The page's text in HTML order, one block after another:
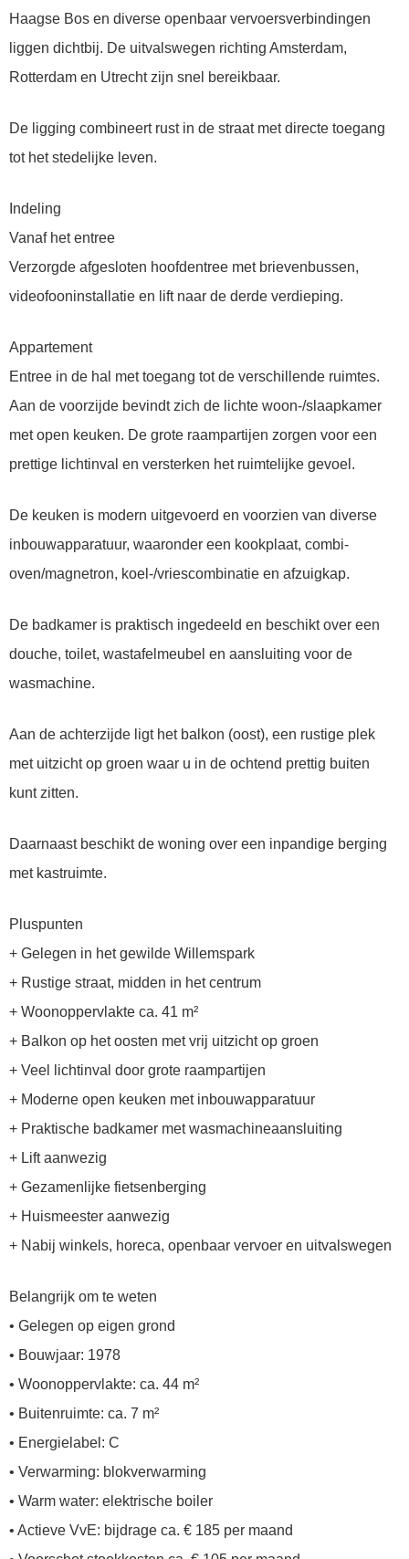
Haagse Bos en diverse openbaar vervoersverbindingen
liggen dichtbij. De uitvalswegen richting Amsterdam,
Rotterdam en Utrecht zijn snel bereikbaar.
De ligging combineert rust in de straat met directe toegang
tot het stedelijke leven.
Indeling
Vanaf het entree
Verzorgde afgesloten hoofdentree met brievenbussen,
videofooninstallatie en lift naar de derde verdieping.
Appartement
Entree in de hal met toegang tot de verschillende ruimtes.
Aan de voorzijde bevindt zich de lichte woon-/slaapkamer
met open keuken. De grote raampartijen zorgen voor een
prettige lichtinval en versterken het ruimtelijke gevoel.
De keuken is modern uitgevoerd en voorzien van diverse
inbouwapparatuur, waaronder een kookplaat, combi-
oven/magnetron, koel-/vriescombinatie en afzuigkap.
De badkamer is praktisch ingedeeld en beschikt over een
douche, toilet, wastafelmeubel en aansluiting voor de
wasmachine.
Aan de achterzijde ligt het balkon (oost), een rustige plek
met uitzicht op groen waar u in de ochtend prettig buiten
kunt zitten.
Daarnaast beschikt de woning over een inpandige berging
met kastruimte.
Pluspunten
+ Gelegen in het gewilde Willemspark
+ Rustige straat, midden in het centrum
+ Woonoppervlakte ca. 41 m²
+ Balkon op het oosten met vrij uitzicht op groen
+ Veel lichtinval door grote raampartijen
+ Moderne open keuken met inbouwapparatuur
+ Praktische badkamer met wasmachineaansluiting
+ Lift aanwezig
+ Gezamenlijke fietsenberging
+ Huismeester aanwezig
+ Nabij winkels, horeca, openbaar vervoer en uitvalswegen
Belangrijk om te weten
• Gelegen op eigen grond
• Bouwjaar: 1978
• Woonoppervlakte: ca. 44 m²
• Buitenruimte: ca. 7 m²
• Energielabel: C
• Verwarming: blokverwarming
• Warm water: elektrische boiler
• Actieve VvE: bijdrage ca. € 185 per maand